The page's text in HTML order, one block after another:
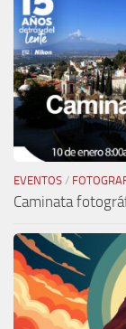
EVENTOS /
Caminata